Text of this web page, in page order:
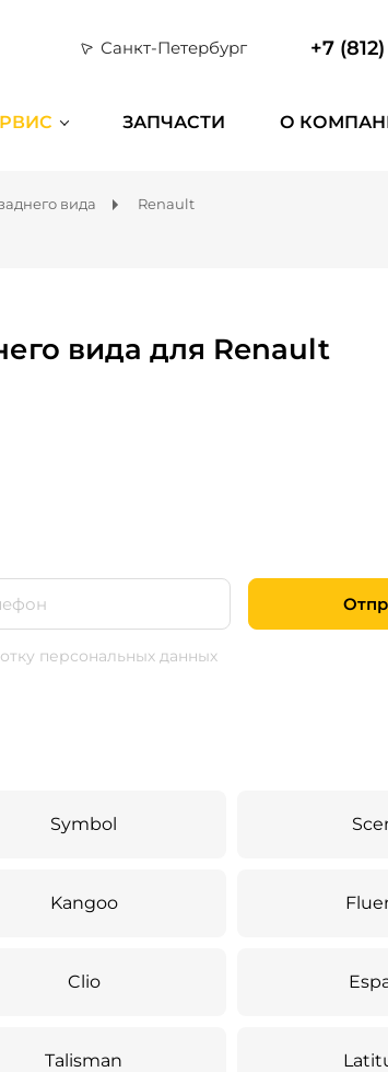
Санкт-Петербург +7 (812)
ЗАПЧАСТИ О
вида Renault
вида для Renault
персональных данных
Symbol
Kangoo
Clio
Talisman